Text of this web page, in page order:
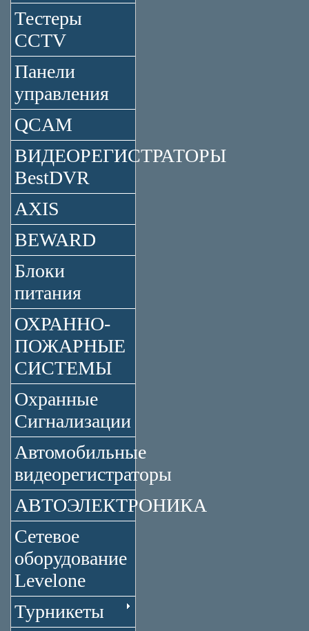
Тестеры
CCTV
Панели
управления
QCAM
ВИДЕОРЕГИСТРАТОРЫ
BestDVR
AXIS
BEWARD
Блоки
питания
ОХРАННО-
ПОЖАРНЫЕ
СИСТЕМЫ
Охранные
Сигнализации
Автомобильные
видеорегистраторы
АВТОЭЛЕКТРОНИКА
Сетевое
оборудование
Levelone
Турникеты